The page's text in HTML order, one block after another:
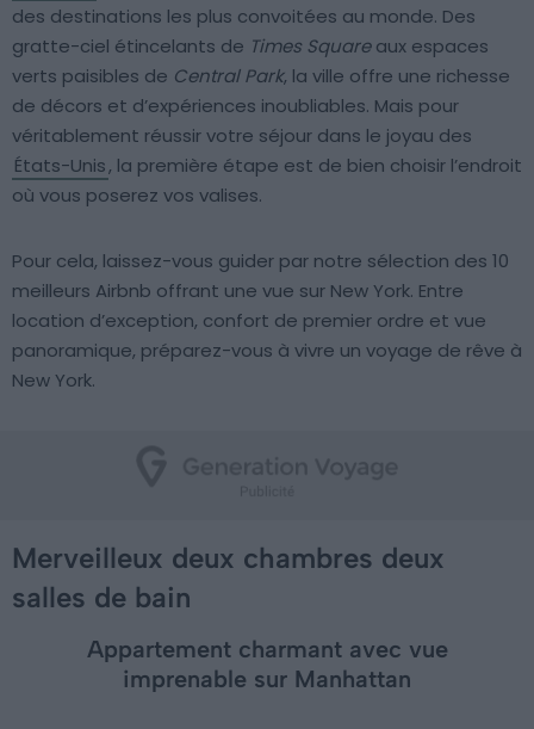
des destinations les plus convoitées au monde. Des
gratte-ciel étincelants de Times Squareaux espaces
verts paisibles de Central Park, la ville offre une richesse
de décors et d’expériences inoubliables. Mais pour
véritablement réussir votre séjour dans le joyau des
États-Unis, la première étape est de bien choisir l’endroit
où vous poserez vos valises.
Pour cela, laissez-vous guider par notre sélection des 10
meilleurs Airbnb offrant une vue sur New York. Entre
location d’exception, confort de premier ordre et vue
panoramique, préparez-vous à vivre un voyage de rêve à
New York.
Merveilleux deux chambres deux
salles de bain
Appartement charmant avec vue
imprenable sur Manhattan